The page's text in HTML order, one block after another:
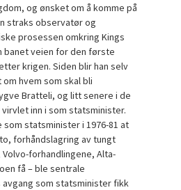
og ønsket om å komme på
straks observatør og
prosessen omkring Kings
banet veien for den første
krigen. Siden blir han selv
hvem som skal bli
Bratteli, og litt senere i de
inn i som statsminister.
som statsminister i 1976-81 at
forhåndslagring av tungt
forhandlingene, Alta-
få – ble sentrale
som statsminister fikk